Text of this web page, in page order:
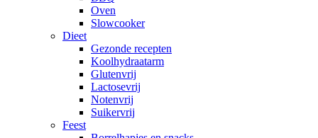
Oven
Slowcooker
Dieet
Gezonde recepten
Koolhydraatarm
Glutenvrij
Lactosevrij
Notenvrij
Suikervrij
Feest